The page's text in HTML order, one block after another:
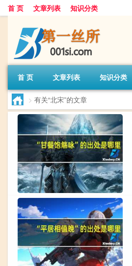
首 页 文章列表 知识分类
首 页 文章列表 知识分类
> 有关“北宋”的文章